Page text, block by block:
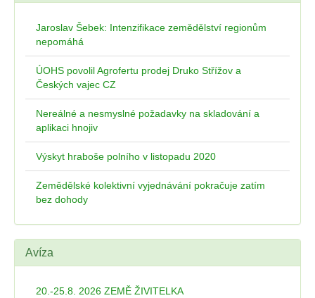
Jaroslav Šebek: Intenzifikace zemědělství regionům
nepomáhá
ÚOHS povolil Agrofertu prodej Druko Střížov a
Českých vajec CZ
Nereálné a nesmyslné požadavky na skladování a
aplikaci hnojiv
Výskyt hraboše polního v listopadu 2020
Zemědělské kolektivní vyjednávání pokračuje zatím
bez dohody
Avíza
20.-25.8. 2026 ZEMĚ ŽIVITELKA